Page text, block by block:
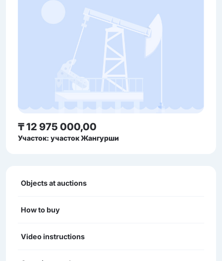
₸ 12 975 000,00
Участок: участок Жангурши
Objects at auctions
How to buy
Video instructions